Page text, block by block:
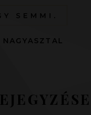
NAGYASZTAL